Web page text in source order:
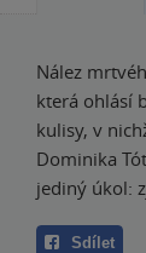
Nález
která ohlásí
kulisy, v
Dominika
jediný úkol:
Sdílet